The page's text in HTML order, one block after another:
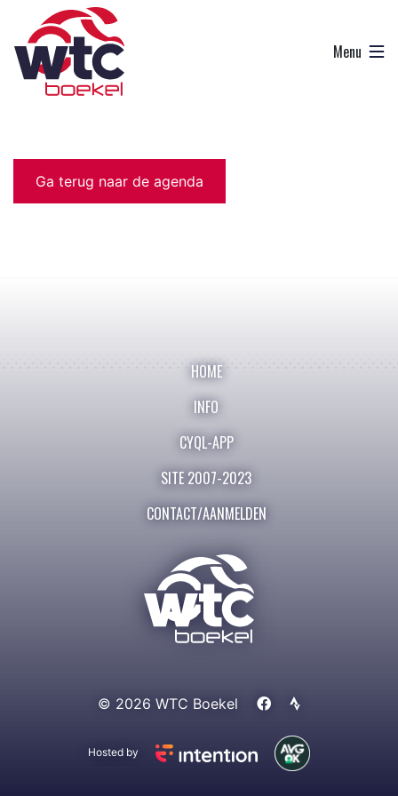
Ga terug naar de agenda
HOME
INFO
CYQL-APP
SITE 2007-2023
CONTACT/AANMELDEN
© 2026 WTC Boekel
Hosted by